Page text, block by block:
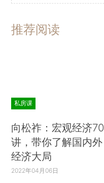
推荐阅读
私房课
向松祚：宏观经济70
讲，带你了解国内外
经济大局
2022年04月06日